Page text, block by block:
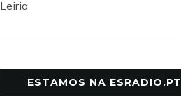
Leiria
ESTAMOS NA ESRADIO.PT